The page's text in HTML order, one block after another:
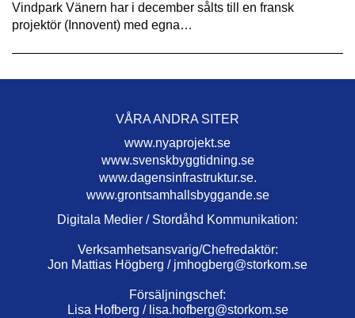
Vindpark Vänern har i december sålts till en fransk
projektör (Innovent) med egna…
VÅRA ANDRA SITER
www.nyaprojekt.se
www.svenskbyggtidning.se
www.dagensinfrastruktur.se.
www.grontsamhallsbyggande.se
Digitala Medier / Stordåhd Kommunikation:
Verksamhetsansvarig/Chefredaktör:
Jon Mattias Högberg / jmhogberg@storkom.se
Försäljningschef:
Lisa Hofberg / lisa.hofberg@storkom.se